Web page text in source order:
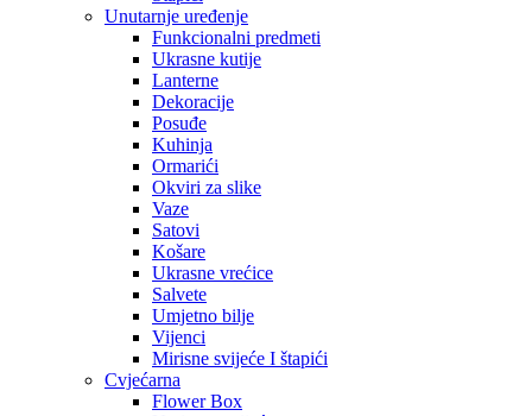
Unutarnje uređenje
Funkcionalni predmeti
Ukrasne kutije
Lanterne
Dekoracije
Posuđe
Kuhinja
Ormarići
Okviri za slike
Vaze
Satovi
Košare
Ukrasne vrećice
Salvete
Umjetno bilje
Vijenci
Mirisne svijeće I štapići
Cvjećarna
Flower Box